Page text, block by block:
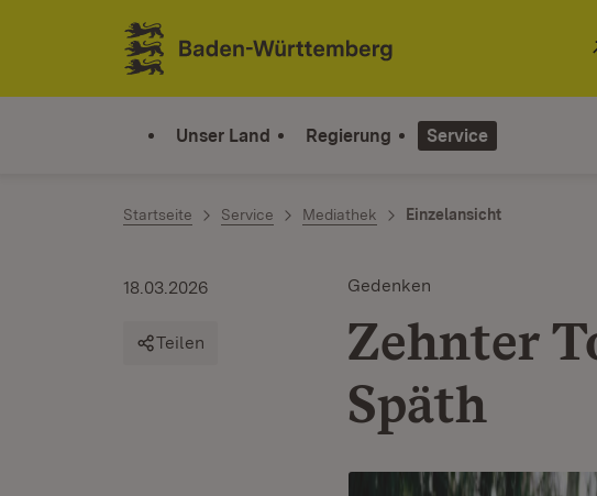
Zum Inhalt springen
Link zur Startseite
Unser Land Regierung Service
Startseite Service Mediathek Einzelansicht
Gedenken
Zehnter
Späth
18.03.2026
Teilen